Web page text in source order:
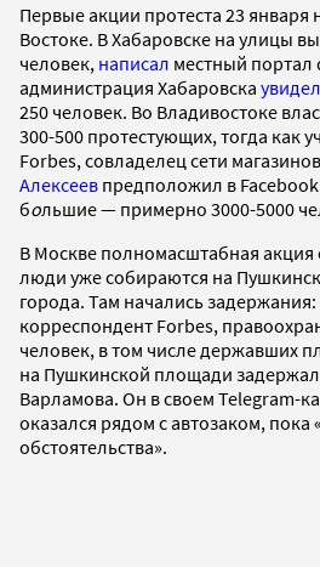
Первые акции протеста 23 января
Востоке. В Хабаровске на улицы
человек, написал местный портал
администрация Хабаровска
250 человек. Во Владивостоке
300-500 протестующих, тогда как
Forbes, совладелец сети
Алексеев предположил в
большие — примерно 3000-5000
В Москве полномасштабная акция
люди уже собираются на
города. Там начались
корреспондент Forbes,
человек, в том числе державших
на Пушкинской площади
Варламова. Он в своем Telegram-
оказался рядом с автозаком, пока
обстоятельства».